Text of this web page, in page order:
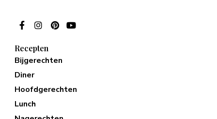
Recepten
Bijgerechten
Diner
Hoofdgerechten
Lunch